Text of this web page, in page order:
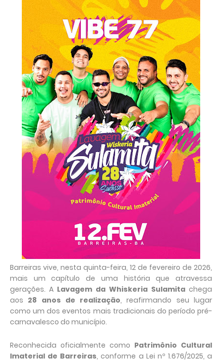
Barreiras vive, nesta quinta-feira, 12 de fevereiro de 2026,
mais um capítulo de uma história que atravessa
gerações. A Lavagem da Whiskeria Sulamita chega
aos 28 anos de realização, reafirmando seu lugar
como um dos eventos mais tradicionais do período pré-
carnavalesco do município.
Reconhecida oficialmente como Patrimônio Cultural
Imaterial de Barreiras, conforme a Lei nº 1.676/2025, a